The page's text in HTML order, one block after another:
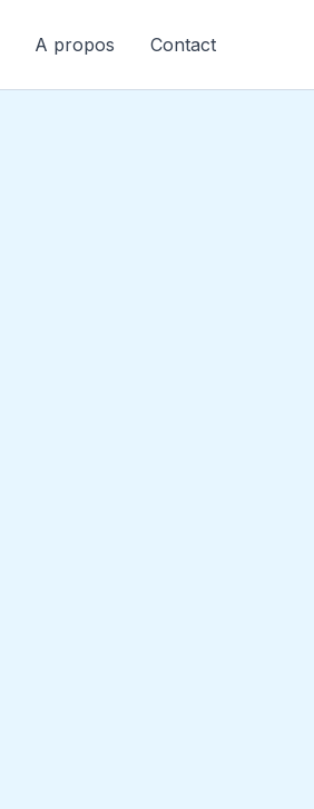
A propos Contact